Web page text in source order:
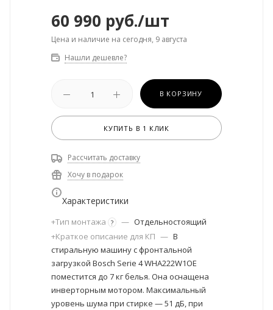
60 990 руб./шт
Цена и наличие на сегодня, 9 августа
Нашли дешевле?
В КОРЗИНУ
КУПИТЬ В 1 КЛИК
Рассчитать доставку
Хочу в подарок
Характеристики
+Тип монтажа ? — Отдельностоящий
+Краткое описание для КП — В
стиральную машину с фронтальной
загрузкой Bosch Serie 4 WHA222W1OE
поместится до 7 кг белья. Она оснащена
инверторным мотором. Максимальный
уровень шума при стирке — 51 дБ, при